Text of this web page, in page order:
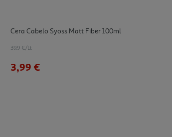
Cera Cabelo Syoss Matt Fiber 100ml
39.9 €/Lt
3,99 €